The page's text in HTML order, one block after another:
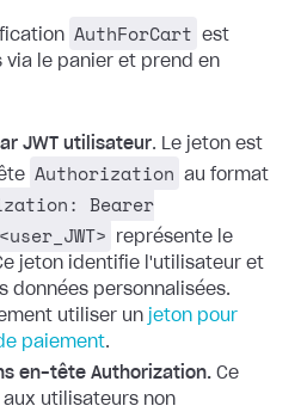
AuthForCart
est
via le panier et prend en
JWT utilisateur. Le jeton est
Authorization
au format
Bearer
<user_JWT>
représente le
jeton identifie l'utilisateur et
données personnalisées.
utiliser un jeton pour
paiement.
en-tête Authorization. Ce
utilisateurs non